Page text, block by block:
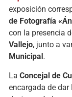
exposición
de Fotografía
con la presencia
Vallejo, junto a
Municipal .
La Concejal de
encargada de